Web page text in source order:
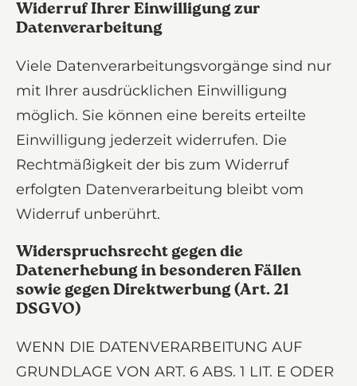
Widerruf Ihrer Einwilligung zur
Datenverarbeitung
Viele Datenverarbeitungsvorgänge sind nur
mit Ihrer ausdrücklichen Einwilligung
möglich. Sie können eine bereits erteilte
Einwilligung jederzeit widerrufen. Die
Rechtmäßigkeit der bis zum Widerruf
erfolgten Datenverarbeitung bleibt vom
Widerruf unberührt.
Widerspruchsrecht gegen die
Datenerhebung in besonderen Fällen
sowie gegen Direktwerbung (Art. 21
DSGVO)
WENN DIE DATENVERARBEITUNG AUF
GRUNDLAGE VON ART. 6 ABS. 1 LIT. E ODER